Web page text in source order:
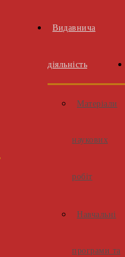
Видавнича
діяльність
Матеріали
наукових
робіт
Навчальні
програми та